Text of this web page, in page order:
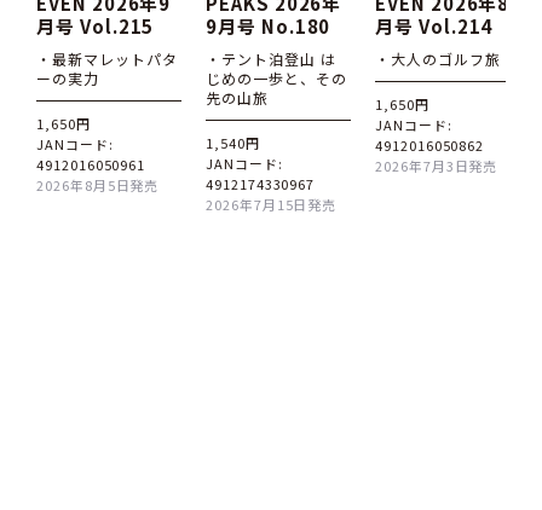
月号 Vol.215
・最新マレットパタ
ーの実力
1,650円
JANコード:
4912016050961
2026年8月5日発売
9月号 No.180
・テント泊登山 は
じめの一歩と、その
先の山旅
1,540円
JANコード:
4912174330967
2026年7月15日発売
月号 Vol.214
・大人のゴルフ旅
1,650円
JANコード:
4912016050862
2026年7月3日発売